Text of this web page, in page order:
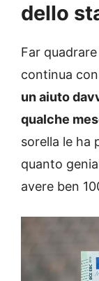
dello
Far
continua
un aiuto
qualche
sorella le ha
quanto
avere ben